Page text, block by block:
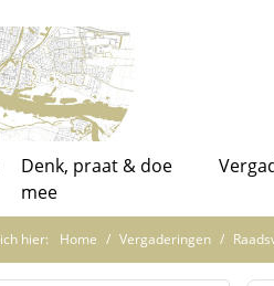
pagina
Denk, praat & doe
mee
hier: Home Vergaderingen